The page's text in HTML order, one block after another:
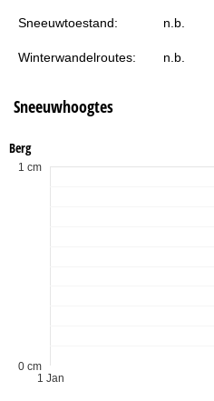
Sneeuwtoestand: n.b.
Winterwandelroutes: n.b.
Sneeuwhoogtes
Berg
1 Jan
0 cm
1 cm